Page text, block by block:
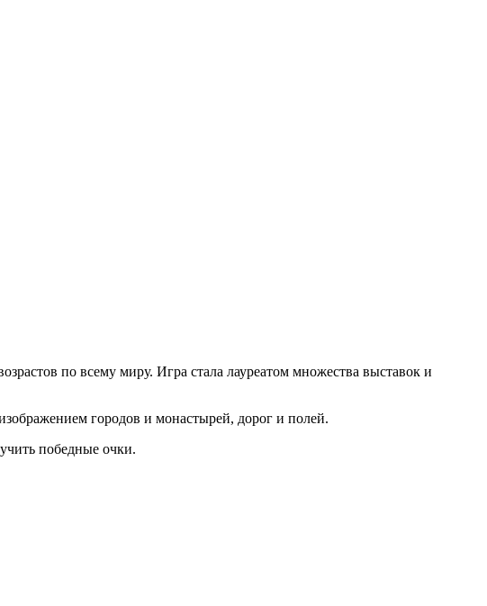
по всему миру. Игра стала лауреатом множества выставок и
городов и монастырей, дорог и полей.
победные очки.